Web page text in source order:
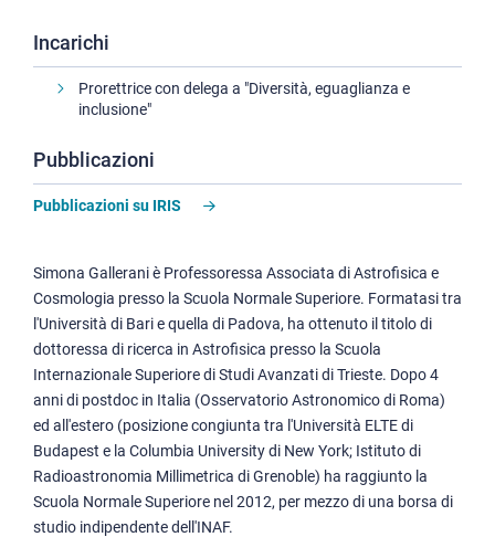
Incarichi
Prorettrice con delega a "Diversità, eguaglianza e
inclusione"
Pubblicazioni
Pubblicazioni su IRIS
Simona Gallerani è Professoressa Associata di Astrofisica e
Cosmologia presso la Scuola Normale Superiore. Formatasi tra
l'Università di Bari e quella di Padova, ha ottenuto il titolo di
dottoressa di ricerca in Astrofisica presso la Scuola
Internazionale Superiore di Studi Avanzati di Trieste. Dopo 4
anni di postdoc in Italia (Osservatorio Astronomico di Roma)
ed all'estero (posizione congiunta tra l'Università ELTE di
Budapest e la Columbia University di New York; Istituto di
Radioastronomia Millimetrica di Grenoble) ha raggiunto la
Scuola Normale Superiore nel 2012, per mezzo di una borsa di
studio indipendente dell'INAF.